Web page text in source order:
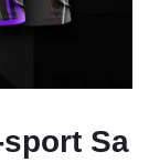
Sa